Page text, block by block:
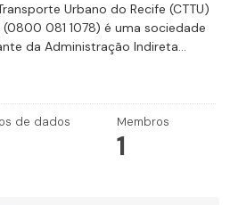
Urbano do Recife (CTTU)
081 1078) é uma sociedade
da Administração Indireta...
de dados Membros
1